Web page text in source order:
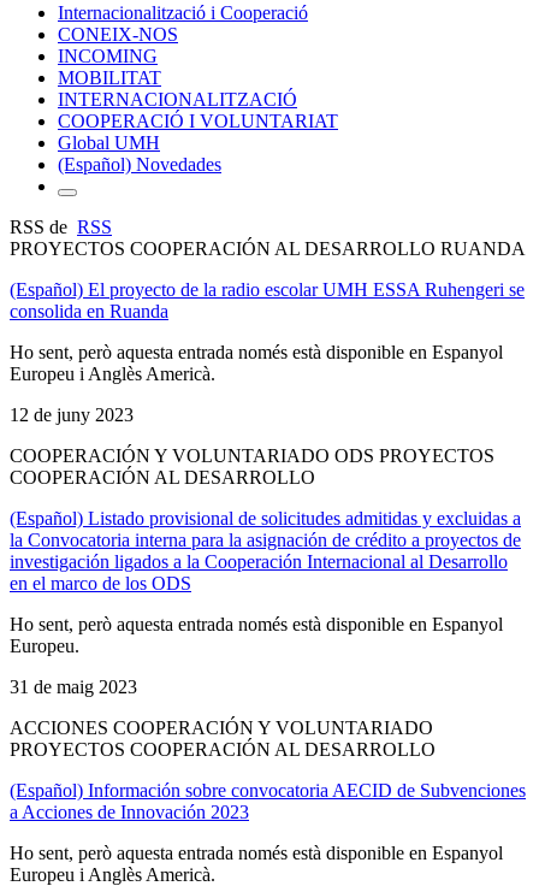
Internacionalització i Cooperació
CONEIX-NOS
INCOMING
MOBILITAT
INTERNACIONALITZACIÓ
COOPERACIÓ I VOLUNTARIAT
Global UMH
(Español) Novedades
RSS de RSS
PROYECTOS COOPERACIÓN AL DESARROLLO RUANDA
(Español) El proyecto de la radio escolar UMH ESSA Ruhengeri se
consolida en Ruanda
Ho sent, però aquesta entrada només està disponible en Espanyol
Europeu i Anglès Americà.
12 de juny 2023
COOPERACIÓN Y VOLUNTARIADO ODS PROYECTOS
COOPERACIÓN AL DESARROLLO
(Español) Listado provisional de solicitudes admitidas y excluidas a
la Convocatoria interna para la asignación de crédito a proyectos de
investigación ligados a la Cooperación Internacional al Desarrollo
en el marco de los ODS
Ho sent, però aquesta entrada només està disponible en Espanyol
Europeu.
31 de maig 2023
ACCIONES COOPERACIÓN Y VOLUNTARIADO
PROYECTOS COOPERACIÓN AL DESARROLLO
(Español) Información sobre convocatoria AECID de Subvenciones
a Acciones de Innovación 2023
Ho sent, però aquesta entrada només està disponible en Espanyol
Europeu i Anglès Americà.